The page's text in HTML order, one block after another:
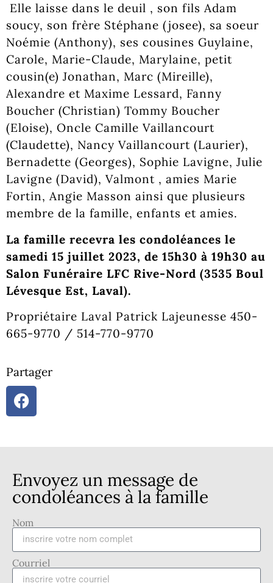
Elle laisse dans le deuil , son fils Adam
soucy, son frère Stéphane (josee), sa soeur
Noémie (Anthony), ses cousines Guylaine,
Carole, Marie-Claude, Marylaine, petit
cousin(e) Jonathan, Marc (Mireille),
Alexandre et Maxime Lessard, Fanny
Boucher (Christian) Tommy Boucher
(Eloise), Oncle Camille Vaillancourt
(Claudette), Nancy Vaillancourt (Laurier),
Bernadette (Georges), Sophie Lavigne, Julie
Lavigne (David), Valmont , amies Marie
Fortin, Angie Masson ainsi que plusieurs
membre de la famille, enfants et amies.
La famille recevra les condoléances le
samedi 15 juillet 2023, de 15h30 à 19h30 au
Salon Funéraire LFC Rive-Nord (3535 Boul
Lévesque Est, Laval).
Propriétaire Laval Patrick Lajeunesse 450-
665-9770 / 514-770-9770
Partager
Envoyez un message de
condoléances à la famille
Nom
Courriel